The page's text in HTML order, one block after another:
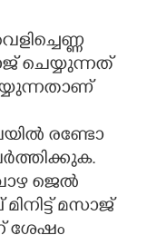
ചെയ്യുന്നത്
രണ്ടോ
ജെൽ
മസാജ്